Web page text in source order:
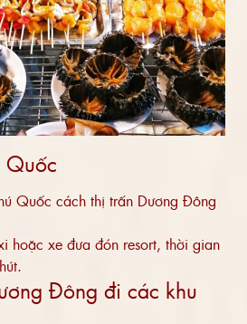
Quốc
Quốc cách thị trấn Dương Đông
hoặc xe đưa đón resort, thời gian
Đông đi các khu